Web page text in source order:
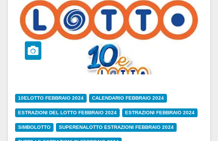
10ELOTTO FEBBRAIO 2024 CALENDARIO FEBBRAIO 2024
ESTRAZIONI DEL LOTTO FEBBRAIO 2024 ESTRAZIONI FEBBRAIO 2024
SIMBOLOTTO SUPERENALOTTO ESTRAZIONI FEBBRAIO 2024